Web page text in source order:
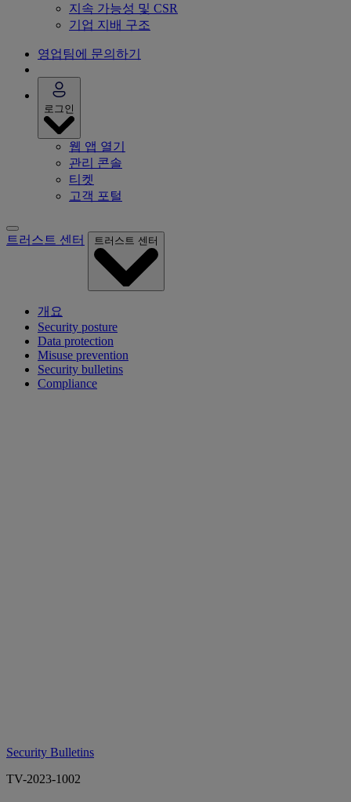
지속 가능성 및 CSR
기업 지배 구조
영업팀에 문의하기
로그인
웹 앱 열기
관리 콘솔
티켓
고객 포털
트러스트 센터 트러스트 센터
개요
Security posture
Data protection
Misuse prevention
Security bulletins
Compliance
Security Bulletins
TV-2023-1002